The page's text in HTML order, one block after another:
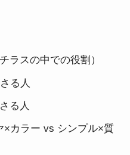
ラスの中での役割）
る人
る人
×カラー vs シンプル×質